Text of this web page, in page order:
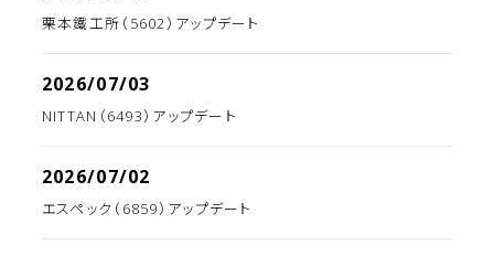
栗本鐵工所（5602）アップデート
2026/07/03
NITTAN（6493）アップデート
2026/07/02
エスペック（6859）アップデート